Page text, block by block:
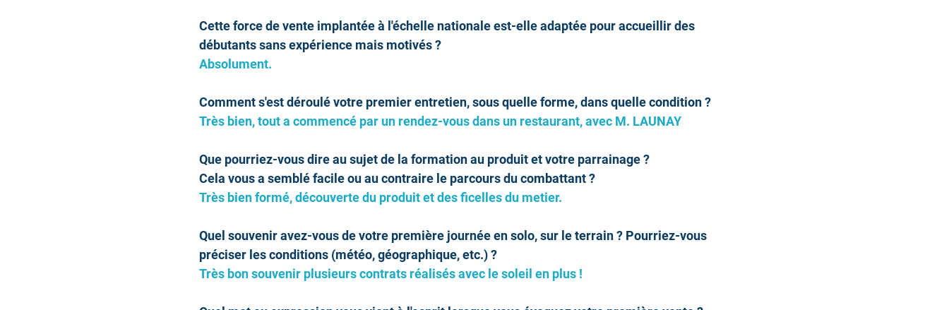
Cette force de vente implantée à l'échelle nationale est-elle adaptée pour accueillir des
débutants sans expérience mais motivés ?
Absolument.
Comment s'est déroulé votre premier entretien, sous quelle forme, dans quelle condition ?
Très bien, tout a commencé par un rendez-vous dans un restaurant, avec M. LAUNAY
Que pourriez-vous dire au sujet de la formation au produit et votre parrainage ?
Cela vous a semblé facile ou au contraire le parcours du combattant ?
Très bien formé, découverte du produit et des ficelles du metier.
Quel souvenir avez-vous de votre première journée en solo, sur le terrain ? Pourriez-vous
préciser les conditions (météo, géographique, etc.) ?
Très bon souvenir plusieurs contrats réalisés avec le soleil en plus !